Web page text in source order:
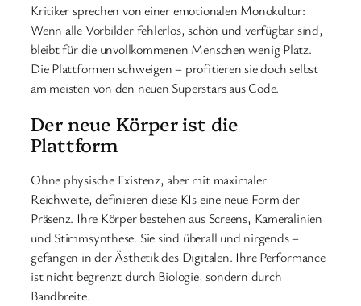
Kritiker sprechen von einer emotionalen Monokultur:
Wenn alle Vorbilder fehlerlos, schön und verfügbar sind,
bleibt für die unvollkommenen Menschen wenig Platz.
Die Plattformen schweigen – profitieren sie doch selbst
am meisten von den neuen Superstars aus Code.
Der neue Körper ist die
Plattform
Ohne physische Existenz, aber mit maximaler
Reichweite, definieren diese KIs eine neue Form der
Präsenz. Ihre Körper bestehen aus Screens, Kameralinien
und Stimmsynthese. Sie sind überall und nirgends –
gefangen in der Ästhetik des Digitalen. Ihre Performance
ist nicht begrenzt durch Biologie, sondern durch
Bandbreite.